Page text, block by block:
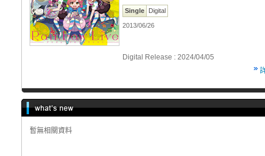
Single Digital
2013/06/26
Digital Release : 2024/04/05
暫無相關資料